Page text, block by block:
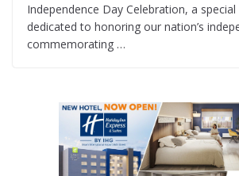
Independence Day Celebration, a
dedicated to honoring our nation’s
commemorating …